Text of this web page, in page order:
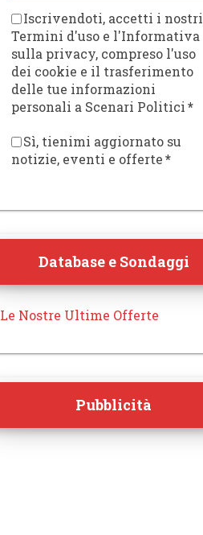
Iscrivendoti, accetti i nostri
Termini d'uso e l'Informativa
sulla privacy, compreso l'uso
dei cookie e il trasferimento
delle tue informazioni
personali a Scenari Politici*
Sì, tienimi aggiornato su
notizie, eventi e offerte*
Database e Sondaggi
Le Nostre Ultime Offerte
Pubblicità